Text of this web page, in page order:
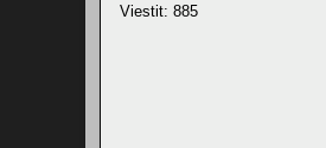
Viestit: 885